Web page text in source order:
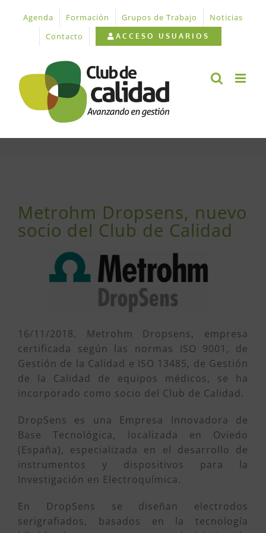
contenido
Agenda Formación Grupos de Trabajo
Noticias
Contacto
ACCESO USUARIOS
imagen
más
grande
Metrohm Dropsens, nuevo
socio del Club de Calidad
16/11/2018. Metrohm Dropsens, empresa
certificada según las normas ISO 9001, de
Gestión de la Calidad e ISO 13485, de Gestión
de la Calidad de equipos médicos, se ha
incorporado como socio del Club de Calidad.
DropSens es una Empresa Innovadora de
Base Tecnológica, localizada en Oviedo
(España), especializada en el desarrollo de
instrumentos y dispositivos para la
Investigación en Electroquímica.
En DropSens se diseñan electrodos
serigrafiados, basados en la tecnología